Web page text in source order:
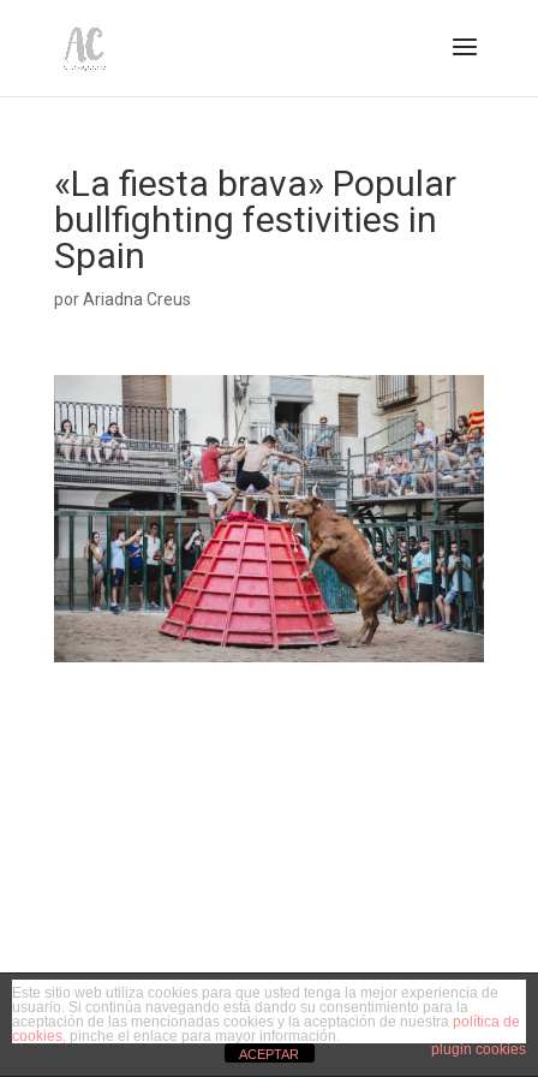
«La fiesta brava» Popular
bullfighting festivities in
Spain
porAriadna Creus
Este sitio web utiliza cookies para que usted tenga la mejor experiencia de
usuario. Si continúa navegando está dando su consentimiento para la
aceptación de las mencionadas cookies y la aceptación de nuestra política de
cookies, pinche el enlace para mayor información.
plugin cookies
ACEPTAR